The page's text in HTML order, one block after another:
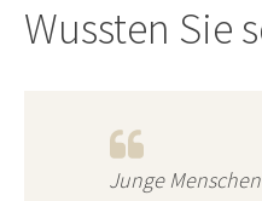
Wussten Sie
Junge